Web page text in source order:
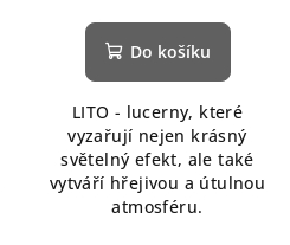
Do košíku
LITO - lucerny, které
vyzařují nejen krásný
světelný efekt, ale také
vytváří hřejivou a útulnou
atmosféru.